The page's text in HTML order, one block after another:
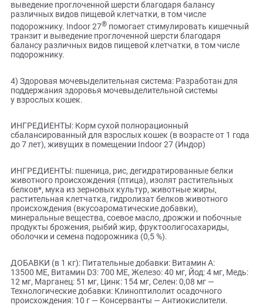
*L.I.P.: специально отобранные белки с высокой степенью
усвояемости.
2) Умеренное содержание энергии: Умеренное содержание
жиров, рассчитанное на малоподвижный образ жизни
поддержанию идеального веса.
3) Выведение волосяных комочков: Помогает
различных видов пищевой клетчатки, в том числе
подорожнику. Indoor 27®помогает стимулировать
транзит и выведение проглоченной шерсти благодаря
подорожнику.
4) Здоровая мочевыделительная система: Разработан
поддержания здоровья мочевыделительной системы
у взрослых кошек.
сбалансированный для взрослых кошек (в возрасте от 1
до 7 лет), живущих в помещении Indoor 27 (Индор)
ИНГРЕДИЕНТЫ: пшеница, рис, дегидратированные белки